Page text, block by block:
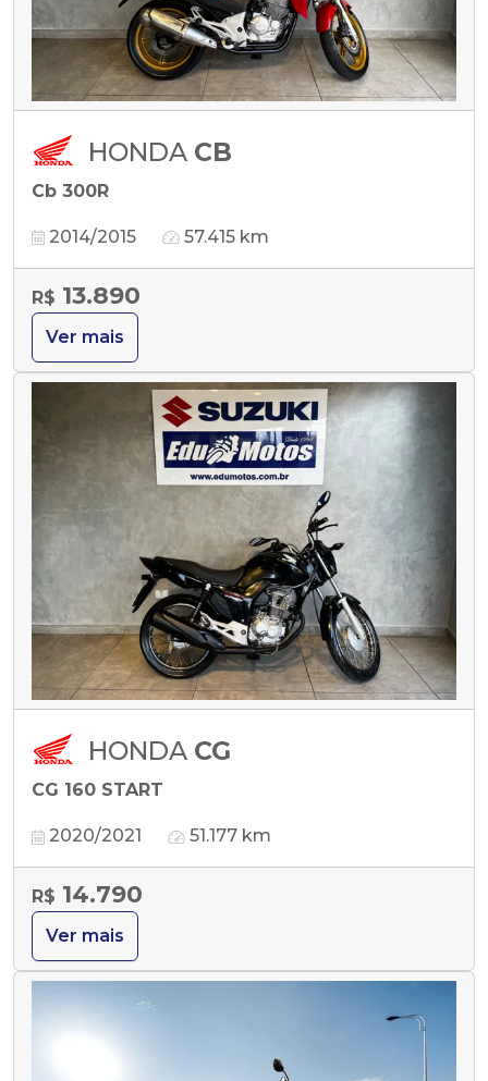
HONDA CB
Cb 300R
2014/2015 57.415 km
R$ 13.890
Ver mais
HONDA CG
CG 160 START
2020/2021 51.177 km
R$ 14.790
Ver mais